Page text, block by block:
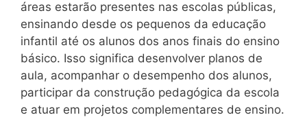
áreas estarão presentes nas escolas públicas,
ensinando desde os pequenos da educação
infantil até os alunos dos anos finais do ensino
básico. Isso significa desenvolver planos de
aula, acompanhar o desempenho dos alunos,
participar da construção pedagógica da escola
e atuar em projetos complementares de ensino.